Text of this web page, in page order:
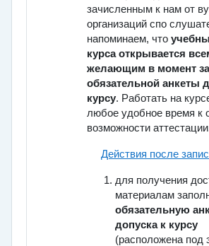
зачисленным к нам от
организаций спо
напоминаем, что
курса открывается
желающим в момент
обязательной анкеты
курсу. Работать на
любое удобное время к
возможности
Действия после
для получения
материалам
обязательную
допуска к курсу
(расположена под